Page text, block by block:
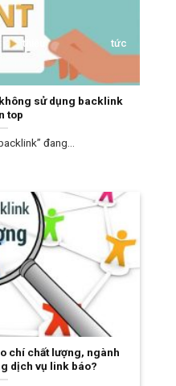
thiệu tức
sử dụng backlink
top
đang...
chí chất lượng, ngành
dịch vụ link báo?